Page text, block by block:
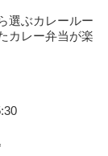
選ぶカレールー
カレー弁当が楽